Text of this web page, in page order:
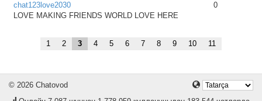
chat123love2030
LOVE MAKING FRIENDS WORLD LOVE HERE
0
1 2 3 4 5 6 7 8 9 10 11
© 2026 Chatovod